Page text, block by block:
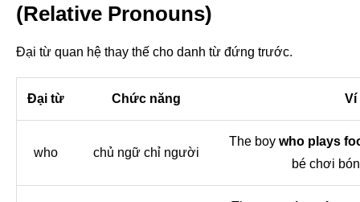
(Relative Pronouns)
Đại từ quan hệ thay thế cho danh từ đứng trước.
Đại từ Chức năng Ví
who chủ ngữ chỉ người
The boy who plays
bé chơi